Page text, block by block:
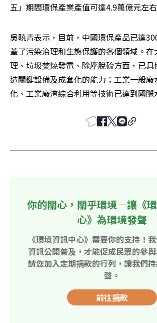
五」期間環保產業產值可達4.9萬億元左右
吳曉青表示，目前，中國環保產品已達
蓋了污染治理和生態保護的各個領域。
理、垃圾焚燒發電、除塵脫硫方面，已具
造關鍵設備及成套化的能力；工業一般
化、工業廢渣綜合利用等技術已達到國際
你的關心，關乎環境—讓《
心》為環境發聲
《環境資訊中心》需要你的支持！
資訊公開普及，才能促成民眾的參
請您加入定期捐款的行列，讓我們
聲。
前往捐款